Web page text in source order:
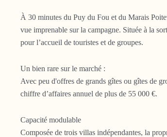
À 30 minutes du Puy du Fou et du Marais
vue imprenable sur la campagne. Située à la
pour l’accueil de touristes et de groupes.
Un bien rare sur le marché :
Avec peu d'offres de grands gîtes ou gîtes de
chiffre d’affaires annuel de plus de 55 000 €.
Capacité modulable
Composée de trois villas indépendantes, la